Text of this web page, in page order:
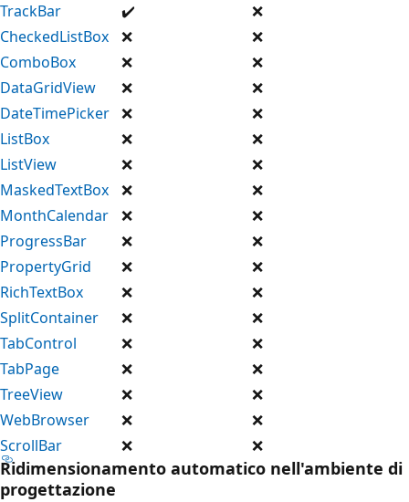
TrackBar
✔️
❌
CheckedListBox
❌
❌
ComboBox
❌
❌
DataGridView
❌
❌
DateTimePicker ❌
❌
ListBox
❌
❌
ListView
❌
❌
MaskedTextBox
❌
❌
MonthCalendar
❌
❌
ProgressBar
❌
❌
PropertyGrid
❌
❌
RichTextBox
❌
❌
SplitContainer
❌
❌
TabControl
❌
❌
TabPage
❌
❌
TreeView
❌
❌
WebBrowser
❌
❌
ScrollBar
❌ ❌
Ridimensionamento automatico nell'ambiente di
progettazione